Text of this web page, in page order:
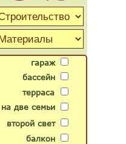
гараж
бассейн
второй свет
две семьи
терраса
балкон